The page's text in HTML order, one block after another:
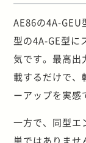
AE86の4A-
型の4A-GE型に
気です。最高出
載するだけで、
ーアップを実感
一方で、同型エ
単ではありませ